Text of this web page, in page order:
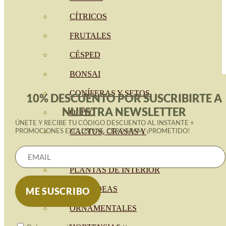
CÍTRICOS
FRUTALES
CÉSPED
BONSAI
CONÍFERAS Y SETOS
OLIVO
CACTUS, CRASAS Y
PLANTAS DE INTERIOR
ORQUIDEAS
ORNAMENTALES
10% DESCUENTO POR SUSCRIBIRTE A
NUESTRA NEWSLETTER
ÚNETE Y RECIBE TU CÓDIGO DESCUENTO AL INSTANTE +
PROMOCIONES EXCLUSIVAS. CERO SPAM, ¡PROMETIDO!